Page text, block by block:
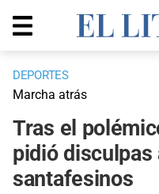
DEPORTES
Marcha atrás
Tras el
pidió disculpas
santafesinos